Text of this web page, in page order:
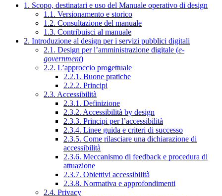
1. Scopo, destinatari e uso del Manuale operativo di design
1.1. Versionamento e storico
1.2. Consultazione del manuale
1.3. Contribuisci al manuale
2. Introduzione al design per i servizi pubblici digitali
2.1. Design per l’amministrazione digitale (e-
government)
2.2. L’approccio progettuale
2.2.1. Buone pratiche
2.2.2. Principi
2.3. Accessibilità
2.3.1. Definizione
2.3.2. Accessibilità by design
2.3.3. Principi per l’accessibilità
2.3.4. Linee guida e criteri di successo
2.3.5. Come rilasciare una dichiarazione di
accessibilità
2.3.6. Meccanismo di feedback e procedura di
attuazione
2.3.7. Obiettivi accessibilità
2.3.8. Normativa e approfondimenti
2.4. Privacy